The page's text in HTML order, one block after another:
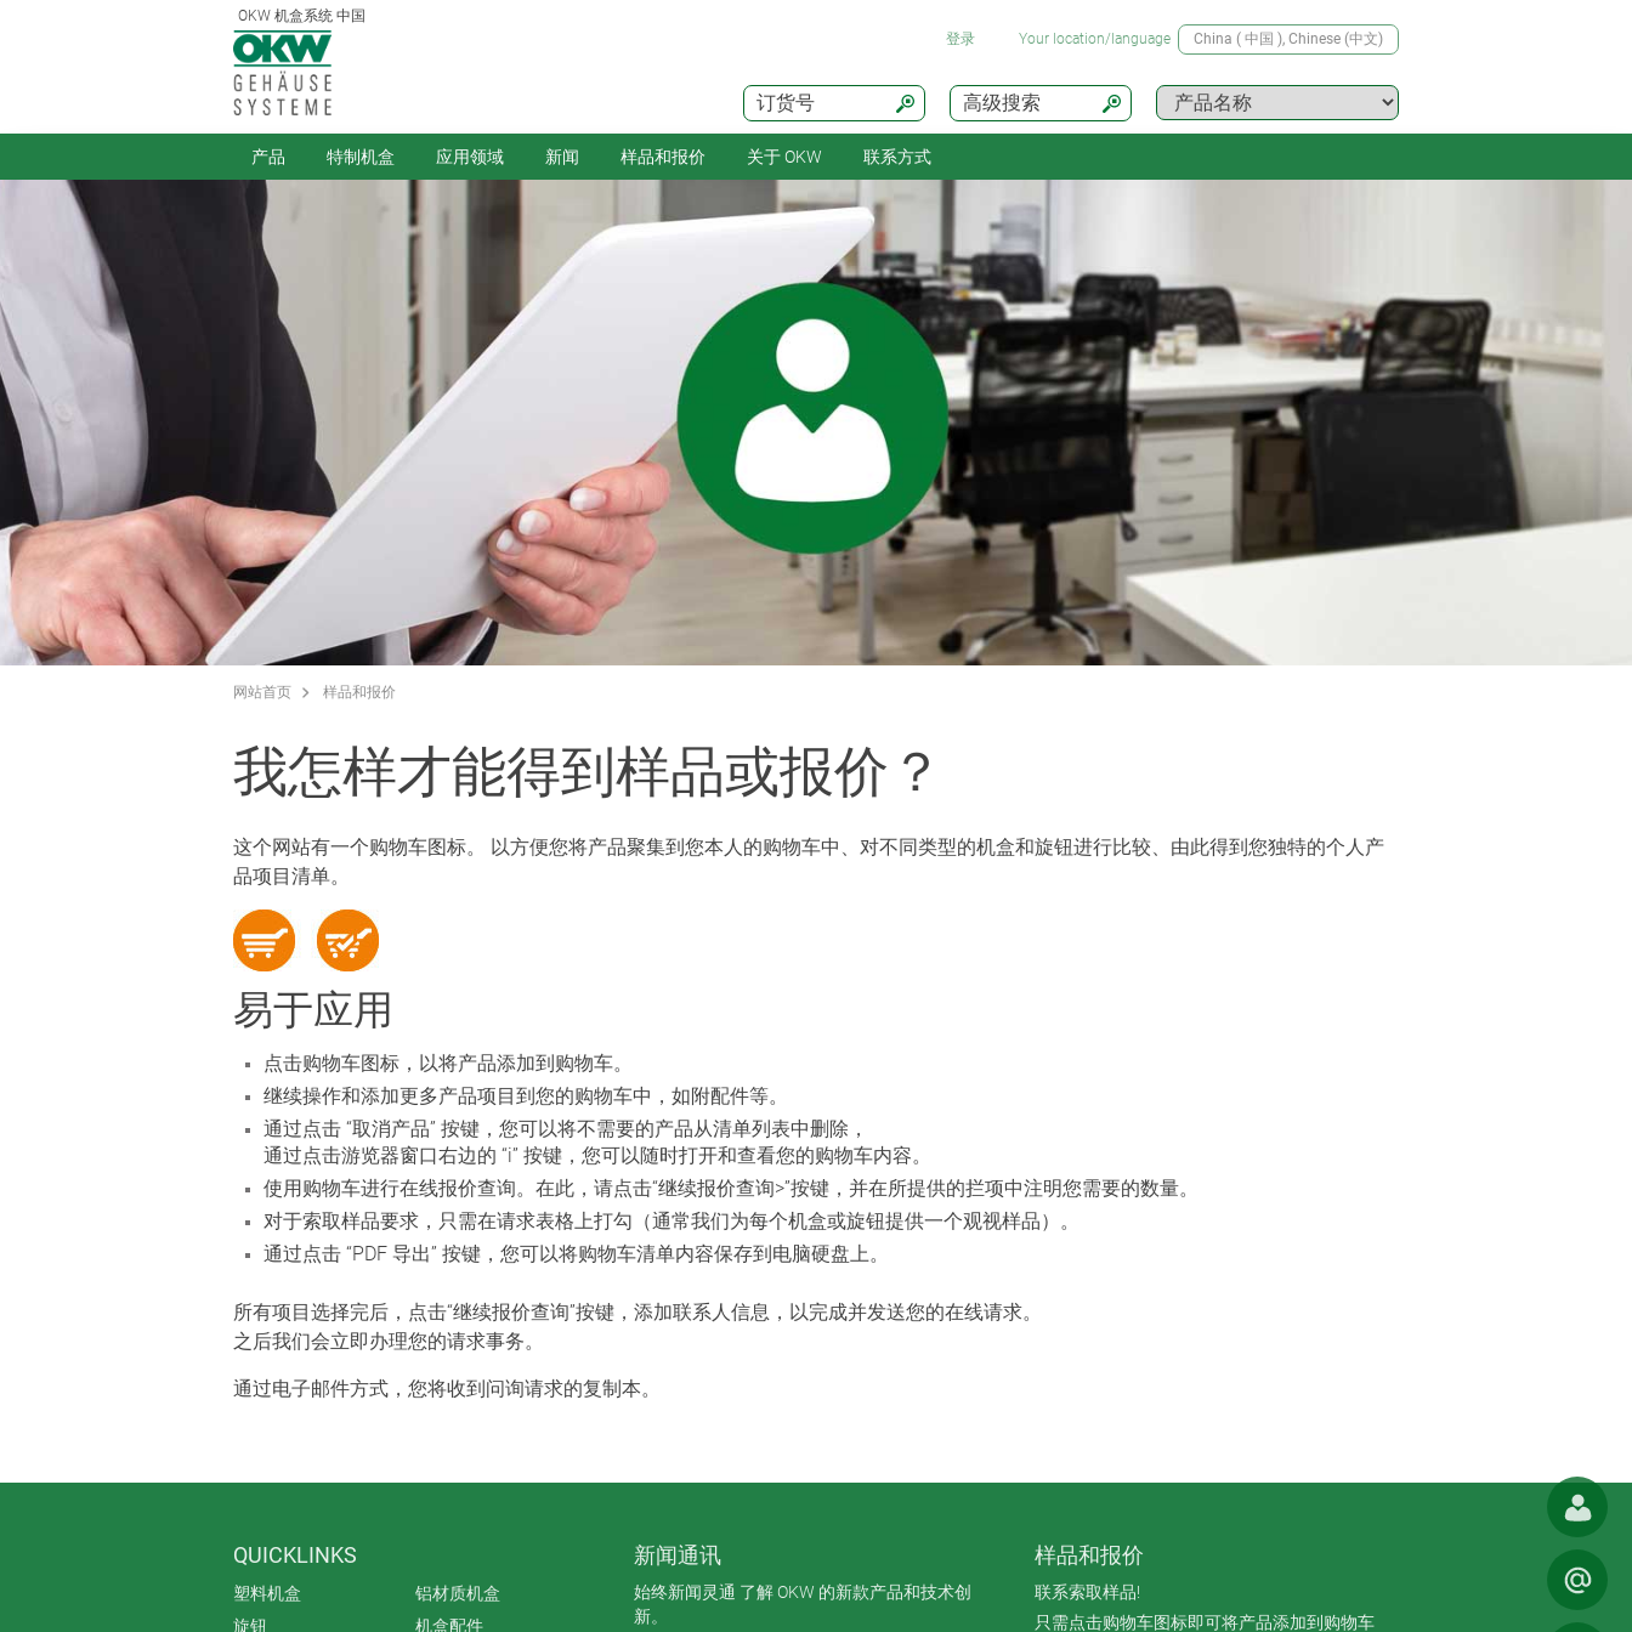
OKW 机盒系统 中国
高级搜索
订货号
登录 Your location/language China ( 中国 ), Chinese (中文)
产品 特制机盒 应用领域 新闻 样品和报价 关于 OKW 联系方式
网站首页 样品和报价
我怎样才能得到样品或报价？
这个网站有一个购物车图标。 以方便您将产品聚集到您本人的购物车中、对不同类型的机盒和旋钮进行比较、由此得到您独特的个人产
品项目清单。
易于应用
点击购物车图标，以将产品添加到购物车。
继续操作和添加更多产品项目到您的购物车中，如附配件等。
通过点击 “取消产品” 按键，您可以将不需要的产品从清单列表中删除，
通过点击游览器窗口右边的 “i” 按键，您可以随时打开和查看您的购物车内容。
使用购物车进行在线报价查询。在此，请点击“继续报价查询>”按键，并在所提供的拦项中注明您需要的数量。
对于索取样品要求，只需在请求表格上打勾（通常我们为每个机盒或旋钮提供一个观视样品）。
通过点击 “PDF 导出” 按键，您可以将购物车清单内容保存到电脑硬盘上。
所有项目选择完后，点击“继续报价查询”按键，添加联系人信息，以完成并发送您的在线请求。
之后我们会立即办理您的请求事务。
通过电子邮件方式，您将收到问询请求的复制本。
QUICKLINKS
塑料机盒
铝材质机盒
旋钮
机盒配件
新闻通讯
始终新闻灵通 了解 OKW 的新款产品和技术创
新。
样品和报价
联系索取样品!
只需点击购物车图标即可将产品添加到购物车